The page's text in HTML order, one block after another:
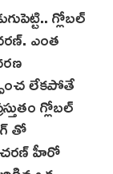
గ్లోబల్
ఎంత
లేకపోతే
గ్లోబల్
తో
చరణ్ హీరో